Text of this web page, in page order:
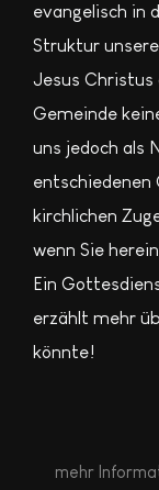
evangelisch in
Struktur
Jesus Christus
Gemeinde
uns jedoch als
entschiedenen
kirchlichen
wenn Sie
Ein
erzählt mehr
könnte!
mehr